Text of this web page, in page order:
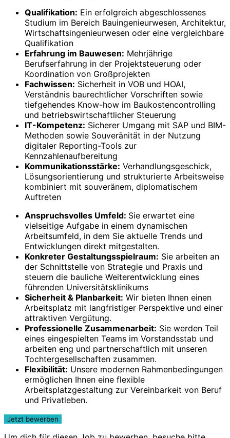
Qualifikation: Ein erfolgreich abgeschlossenes
Studium im Bereich Bauingenieurwesen, Architektur,
Wirtschafts­ingenieur­wesen oder eine vergleichbare
Qualifikation
Erfahrung im Bauwesen: Mehrjährige
Berufserfahrung in der Projektsteuerung oder
Koordination von Großprojekten
Fachwissen: Sicherheit in VOB und HOAI,
Verständnis baurechtlicher Vorschriften sowie
tiefgehendes Know-how im Baukostencontrolling
und betriebswirtschaftlicher Steuerung
IT-Kompetenz: Sicherer Umgang mit SAP und BIM-
Methoden sowie Souveränität in der Nutzung
digitaler Reporting-Tools zur
Kennzahlenaufbereitung
Kommunikationsstärke: Verhandlungsgeschick,
Lösungsorientierung und strukturierte Arbeitsweise
kombiniert mit souveränem, diplomatischem
Auftreten
Anspruchsvolles Umfeld: Sie erwartet eine
vielseitige Aufgabe in einem dynamischen
Arbeitsumfeld, in dem Sie aktuelle Trends und
Entwicklungen direkt mitgestalten.
Konkreter Gestaltungsspielraum: Sie arbeiten an
der Schnittstelle von Strategie und Praxis und
steuern die bauliche Weiterentwicklung eines
führenden Universitätsklinikums
Sicherheit & Planbarkeit: Wir bieten Ihnen einen
Arbeitsplatz mit langfristiger Perspektive und einer
attraktiven Vergütung.
Professionelle Zusammenarbeit: Sie werden Teil
eines eingespielten Teams im Vorstandsstab und
arbeiten eng und partnerschaftlich mit unseren
Tochtergesellschaften zusammen.
Flexibilität: Unsere modernen Rahmenbedingungen
ermöglichen Ihnen eine flexible
Arbeitsplatzgestaltung zur Verein­barkeit von Beruf
und Privatleben.